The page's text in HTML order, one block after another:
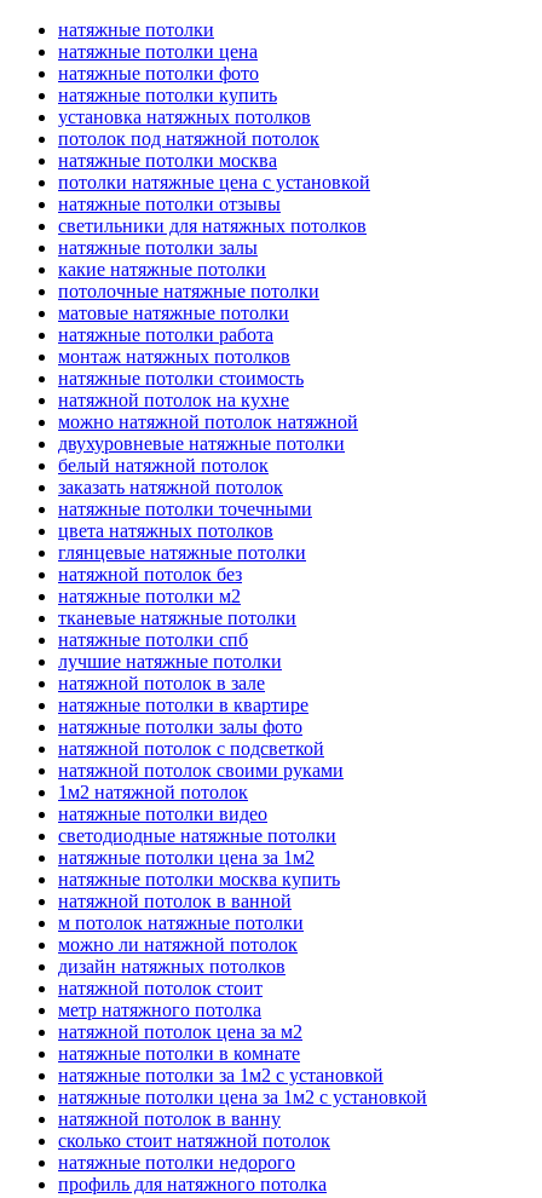
натяжные потолки
натяжные потолки цена
натяжные потолки фото
натяжные потолки купить
установка натяжных потолков
потолок под натяжной потолок
натяжные потолки москва
потолки натяжные цена с установкой
натяжные потолки отзывы
светильники для натяжных потолков
натяжные потолки залы
какие натяжные потолки
потолочные натяжные потолки
матовые натяжные потолки
натяжные потолки работа
монтаж натяжных потолков
натяжные потолки стоимость
натяжной потолок на кухне
можно натяжной потолок натяжной
двухуровневые натяжные потолки
белый натяжной потолок
заказать натяжной потолок
натяжные потолки точечными
цвета натяжных потолков
глянцевые натяжные потолки
натяжной потолок без
натяжные потолки м2
тканевые натяжные потолки
натяжные потолки спб
лучшие натяжные потолки
натяжной потолок в зале
натяжные потолки в квартире
натяжные потолки залы фото
натяжной потолок с подсветкой
натяжной потолок своими руками
1м2 натяжной потолок
натяжные потолки видео
светодиодные натяжные потолки
натяжные потолки цена за 1м2
натяжные потолки москва купить
натяжной потолок в ванной
м потолок натяжные потолки
можно ли натяжной потолок
дизайн натяжных потолков
натяжной потолок стоит
метр натяжного потолка
натяжной потолок цена за м2
натяжные потолки в комнате
натяжные потолки за 1м2 с установкой
натяжные потолки цена за 1м2 с установкой
натяжной потолок в ванну
сколько стоит натяжной потолок
натяжные потолки недорого
профиль для натяжного потолка